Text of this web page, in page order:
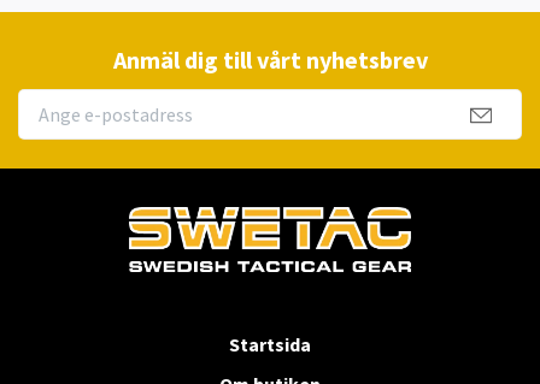
Anmäl dig till vårt nyhetsbrev
Startsida